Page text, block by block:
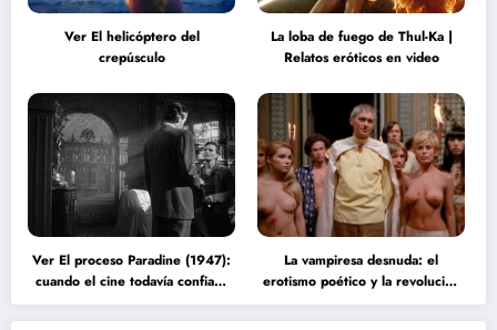
Ver El helicóptero del
crepúsculo
La loba de fuego de Thul-Ka |
Relatos eróticos en video
Ver El proceso Paradine (1947):
cuando el cine todavía confiaba
en la inteligencia del espectador
La vampiresa desnuda: el
erotismo poético y la revolución
psicodélica de Jean Rollin